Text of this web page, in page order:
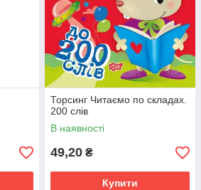
Торсинг Читаємо по складах.
200 слів
В наявності
49,20 ₴
Купити